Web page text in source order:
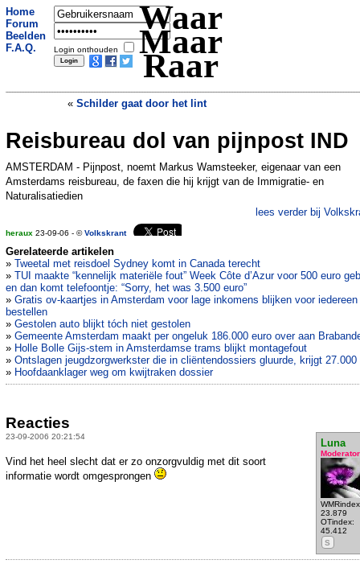
Home
Forum
Beelden
F.A.Q.
Login onthouden
Waar
Maar
Raar
« Schilder gaat door het lint
VS zet kampbewaakster WOII uit»
Reisbureau dol van pijnpost IND
AMSTERDAM - Pijnpost, noemt Markus Wamsteeker, eigenaar van een
Amsterdams reisbureau, de faxen die hij krijgt van de Immigratie- en
Naturalisatiedien
lees verder bij
heraux 23-09-06 - ©Volkskrant
Gerelateerde artikelen
» Tweetal met reisdoel Sydney komt in Canada terecht
» TUI maakte “kennelijk materiële fout” Week Côte d’Azur voor 500 euro
en dan komt telefoontje: “Sorry, het was 3.500 euro”
» Gratis ov-kaartjes in Amsterdam voor lage inkomens blijken voor iedereen
bestellen
» Gestolen auto blijkt tóch niet gestolen
» Gemeente Amsterdam maakt per ongeluk 186.000 euro over aan
» Holle Bolle Gijs-stem in Amsterdamse trams blijkt montagefout
» Ontslagen jeugdzorgwerkster die in cliëntendossiers gluurde, krijgt 27.000
» Hoofdaanklager weg om kwijtraken dossier
Reacties
23-09-2006 20:21:54
Luna
Moderator
23.879
OTindex:
45.412
S
Vind het heel slecht dat er zo onzorgvuldig met dit soort
informatie wordt omgesprongen